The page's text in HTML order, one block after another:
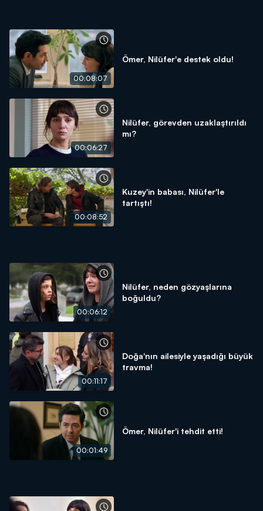
00:08:07
Ömer, Nilüfer'e destek oldu!
00:06:27
Nilüfer, görevden uzaklaştırıldı
mı?
00:08:52
Kuzey'in babası, Nilüfer'le
tartıştı!
00:06:12
Nilüfer, neden gözyaşlarına
boğuldu?
00:11:17
Doğa'nın ailesiyle yaşadığı büyük
travma!
00:01:49
Ömer, Nilüfer'i tehdit etti!